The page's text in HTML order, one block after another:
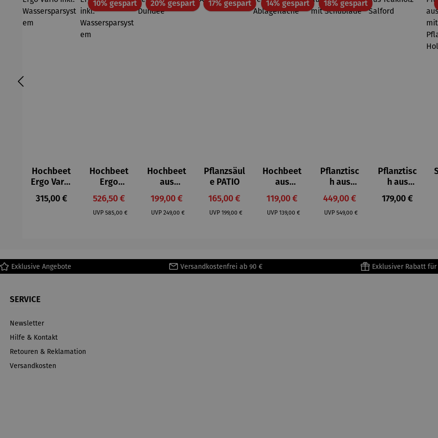
Hochbeet
Ergo Vario
inkl.
Wassersp
Regulärer Preis:
315,00 €
10% gespartRabatt
Hochbeet
Ergo
Quadro
inkl.
Wassersp
Verkaufspreis:
526,50 €
UVP Regulärer Preis:
585,00 €
20% gespartRabatt
Hochbeet
aus
Teakholz –
Dundee
Verkaufspreis:
199,00 €
UVP Regulärer Preis:
249,00 €
17% gespartRabatt
Pflanzsäul
e PATIO
Verkaufspreis:
165,00 €
UVP Regulärer Preis:
199,00 €
14% gespartRabatt
Hochbeet
aus
Teakholz
mit
Ablageflä
Verkaufspreis:
119,00 €
UVP Regulärer Preis:
139,00 €
18% gespartRabatt
Pflanztisc
h aus
Teakholz
mit
Schublade
Verkaufspreis:
449,00 €
UVP Regulärer Preis:
549,00 €
Pflanztisc
h aus
Teakholz –
Salford
Regulärer
179,00 €
Exklusive Angebote Versandkostenfrei ab 90 € Exklusiver Rabatt
SERVICE
Newsletter
Hilfe & Kontakt
Retouren & Reklamation
Versandkosten